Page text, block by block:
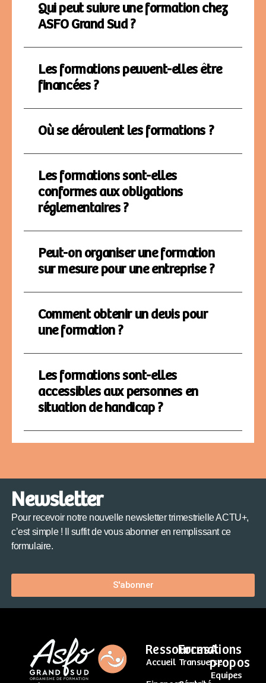
Qui peut suivre une formation chez
ASFO Grand Sud ?
Les formations peuvent-elles être
financées ?
Où se déroulent les formations ?
Les formations sont-elles
conformes aux obligations
réglementaires ?
Peut-on organiser une formation
sur mesure pour une entreprise ?
Comment obtenir un devis pour
une formation ?
Les formations sont-elles
accessibles aux personnes en
situation de handicap ?
Newsletter
Pour recevoir notre nouvelle newsletter trimestrielle ACTU+,
c’est simple ! Il suffit de vous abonner en remplissant ce
formulaire.
S'abonner
Ressources
Accueil
Formations
Transverse
A
propos
Equipes